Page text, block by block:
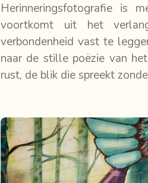
Herinneringsfotografie is
voortkomt uit het
verbondenheid vast te
naar de stille poëzie van
rust, de blik die spreekt